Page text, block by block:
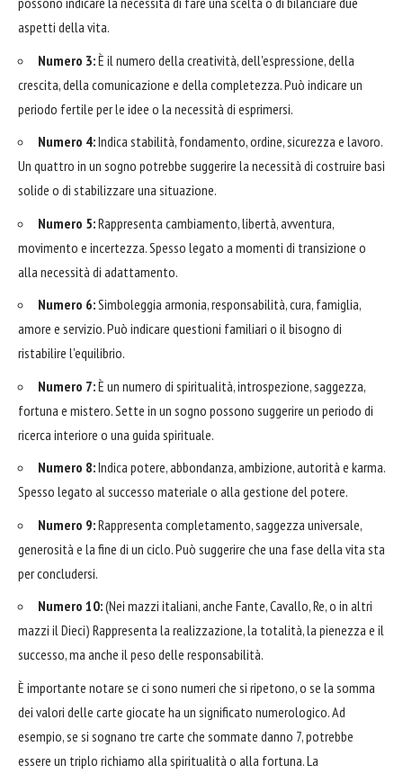
aspetti della vita.
Numero 3:È il numero della creatività, dell'espressione, della
crescita, della comunicazione e della completezza. Può indicare un
periodo fertile per le idee o la necessità di esprimersi.
Numero 4:Indica stabilità, fondamento, ordine, sicurezza e lavoro.
Un quattro in un sogno potrebbe suggerire la necessità di costruire basi
solide o di stabilizzare una situazione.
Numero 5:Rappresenta cambiamento, libertà, avventura,
movimento e incertezza. Spesso legato a momenti di transizione o
alla necessità di adattamento.
Numero 6:Simboleggia armonia, responsabilità, cura, famiglia,
amore e servizio. Può indicare questioni familiari o il bisogno di
ristabilire l'equilibrio.
Numero 7:È un numero di spiritualità, introspezione, saggezza,
fortuna e mistero. Sette in un sogno possono suggerire un periodo di
ricerca interiore o una guida spirituale.
Numero 8:Indica potere, abbondanza, ambizione, autorità e karma.
Spesso legato al successo materiale o alla gestione del potere.
Numero 9:Rappresenta completamento, saggezza universale,
generosità e la fine di un ciclo. Può suggerire che una fase della vita sta
per concludersi.
Numero 10:(Nei mazzi italiani, anche Fante, Cavallo, Re, o in altri
mazzi il Dieci) Rappresenta la realizzazione, la totalità, la pienezza e il
successo, ma anche il peso delle responsabilità.
È importante notare se ci sono numeri che si ripetono, o se la somma
dei valori delle carte giocate ha un significato numerologico. Ad
esempio, se si sognano tre carte che sommate danno 7, potrebbe
essere un triplo richiamo alla spiritualità o alla fortuna. La